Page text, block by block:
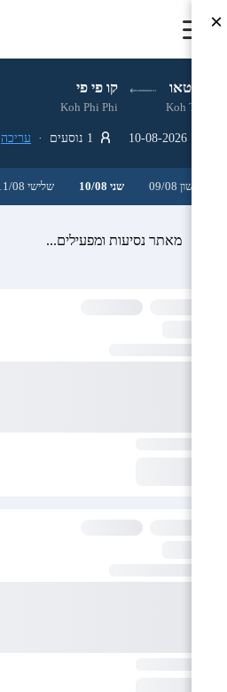
קו טאו קו פי פי
Koh Tao
Koh Phi Phi
עריכה
ראשון 09/08 שני 10/08 שלישי 11/08
מאתר נסיעות ומפעילים...
×